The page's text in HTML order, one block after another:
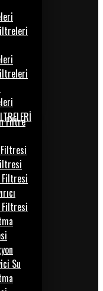
Filtre
Filtresi
Filtresi
Su